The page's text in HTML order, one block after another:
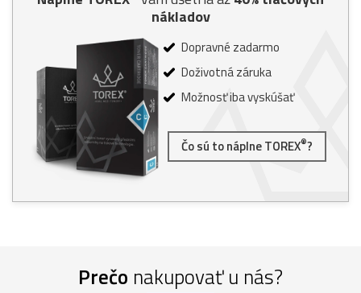
nákladov
Dopravné zadarmo
Doživotná záruka
Možnosť iba vyskúšať
Čo sú to náplne TOREX®?
Prečo nakupovať u nás?